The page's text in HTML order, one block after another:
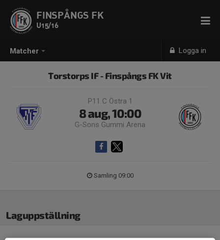
Matcher Logga in
FINSPÅNGS FK
U15/16
Torstorps IF - Finspångs FK Vit
P11 C Östra 1
8 aug, 10:00
G-Sons Gummi Arena
Samling 09:00
Laguppställning